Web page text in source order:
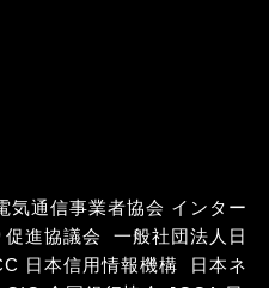
気通信事業者協会 インター
進協議会
一般社団法人日
日本信用情報機構
日本ネ